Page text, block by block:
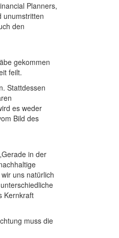
Planners,
unumstritten
den
gekommen
feilt.
Stattdessen
es weder
Bild des
in der
uns natürlich
Kernkraft
muss die